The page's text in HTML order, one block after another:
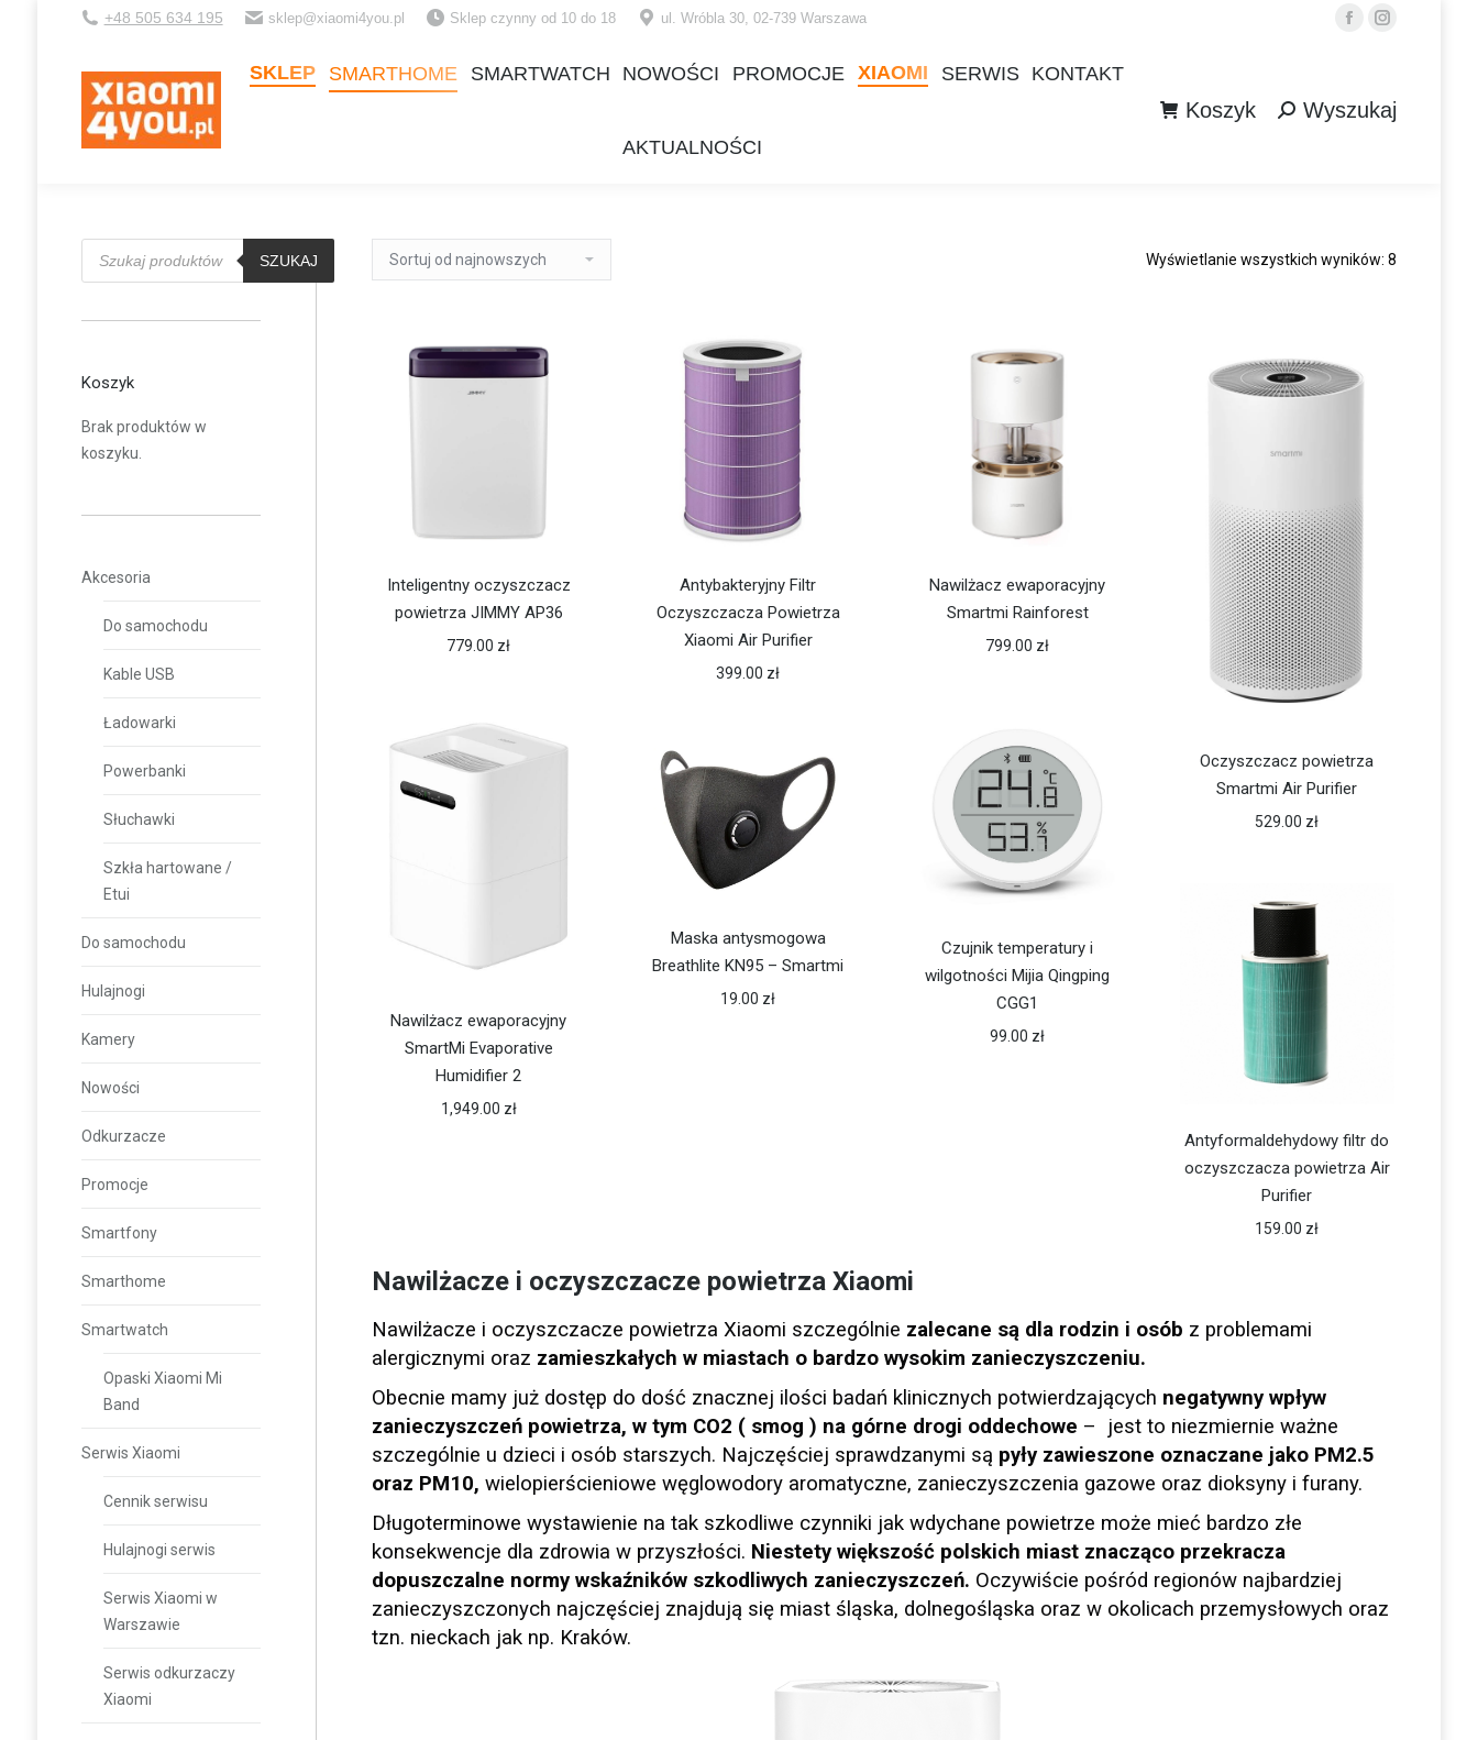
+48 505 634 195 sklep@xiaomi4you.pl Sklep czynny od 10 do 18 ul. Wróbla 30, 02-739 Warszawa
FacebookInstagram
SKLEP SMARTHOME SMARTWATCH NOWOŚCI PROMOCJE XIAOMI SERWIS KONTAKT
AKTUALNOŚCI
Koszyk Szukaj:Wyszukaj
Wyświetlanie wszystkich wyników: 8
Inteligentny oczyszczacz
powietrza JIMMY AP36
779.00 zł
Antybakteryjny Filtr
Oczyszczacza Powietrza
Xiaomi Air Purifier
399.00 zł
Nawilżacz ewaporacyjny
Smartmi Rainforest
799.00 zł
Oczyszczacz powietrza
Smartmi Air Purifier
529.00 zł
Nawilżacz ewaporacyjny
SmartMi Evaporative
Humidifier 2
1,949.00 zł
Czujnik temperatury i
wilgotności Mijia Qingping
CGG1
99.00 zł
Maska antysmogowa
Breathlite KN95 – Smartmi
19.00 zł
Antyformaldehydowy filtr do
oczyszczacza powietrza Air
Purifier
159.00 zł
Nawilżacze i oczyszczacze powietrza Xiaomi
Nawilżacze i oczyszczacze powietrza Xiaomi szczególnie zalecane są dla rodzin i osób z problemami
alergicznymi oraz zamieszkałych w miastach o bardzo wysokim zanieczyszczeniu.
Obecnie mamy już dostęp do dość znacznej ilości badań klinicznych potwierdzających negatywny wpływ
zanieczyszczeń powietrza, w tym CO2 ( smog ) na górne drogi oddechowe – jest to niezmiernie ważne
szczególnie u dzieci i osób starszych. Najczęściej sprawdzanymi są pyły zawieszone oznaczane jako PM2.5
oraz PM10, wielopierścieniowe węglowodory aromatyczne, zanieczyszczenia gazowe oraz dioksyny i furany.
Długoterminowe wystawienie na tak szkodliwe czynniki jak wdychane powietrze może mieć bardzo złe
konsekwencje dla zdrowia w przyszłości. Niestety większość polskich miast znacząco przekracza
dopuszczalne normy wskaźników szkodliwych zanieczyszczeń. Oczywiście pośród regionów najbardziej
zanieczyszczonych najczęściej znajdują się miast śląska, dolnegośląska oraz w okolicach przemysłowych oraz
tzn. nieckach jak np. Kraków.
Wyszukiwarka
produktów
SZUKAJ
Koszyk
Brak produktów w
koszyku.
Akcesoria
Do samochodu
Kable USB
Ładowarki
Powerbanki
Słuchawki
Szkła hartowane /
Etui
Do samochodu
Hulajnogi
Kamery
Nowości
Odkurzacze
Promocje
Smartfony
Smarthome
Smartwatch
Opaski Xiaomi Mi
Band
Serwis Xiaomi
Cennik serwisu
Hulajnogi serwis
Serwis Xiaomi w
Warszawie
Serwis odkurzaczy
Xiaomi